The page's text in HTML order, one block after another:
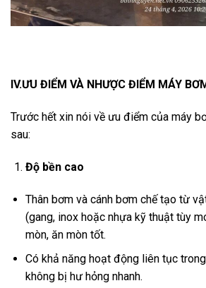
IV.ƯU ĐIỂM VÀ NHƯỢC ĐIỂM MÁY
Trước hết xin nói về ưu điểm của máy
sau:
Độ bền cao
Thân bơm và cánh bơm chế tạo từ
(gang, inox hoặc nhựa kỹ thuật tùy
mòn, ăn mòn tốt.
Có khả năng hoạt động liên tục
không bị hư hỏng nhanh.